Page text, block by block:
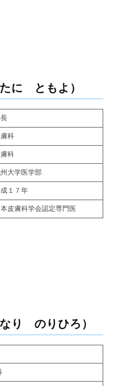
に ともよ）
科
科
大学医学部
１７年
本皮膚科学会認定専門医
り のりひろ）